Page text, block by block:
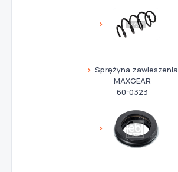
Sprężyna zawieszenia
MAXGEAR
60-0323